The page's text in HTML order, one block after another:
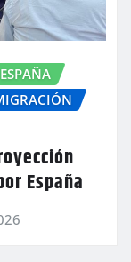
ESPAÑA
España